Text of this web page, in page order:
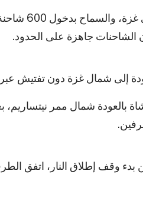
ستقوم إسرائيل
الشاحنات جاهزة على الحدود.
إلى شمال غزة دون تفتيش
بالعودة شمال ممر نيتساريم،
وقف إطلاق النار، اتفق